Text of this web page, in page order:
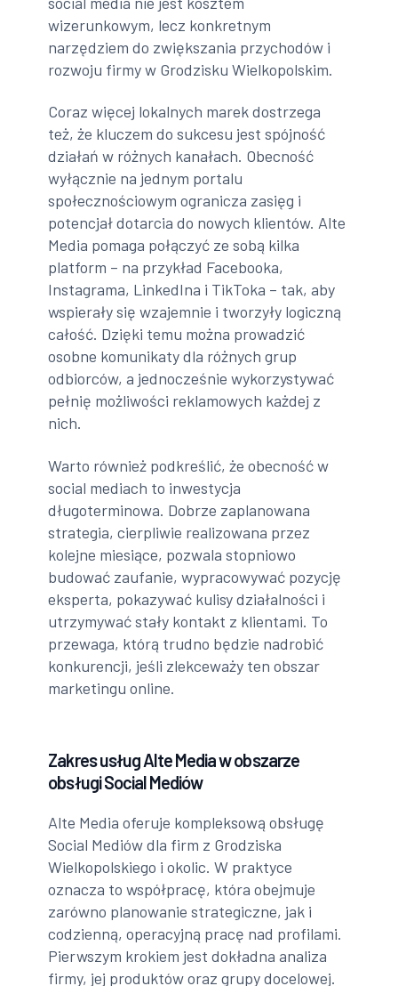
wizerunkowym, lecz konkretnym
narzędziem do zwiększania przychodów i
rozwoju firmy w Grodzisku Wielkopolskim.
Coraz więcej lokalnych marek dostrzega
też, że kluczem do sukcesu jest spójność
działań w różnych kanałach. Obecność
wyłącznie na jednym portalu
społecznościowym ogranicza zasięg i
potencjał dotarcia do nowych klientów. Alte
Media pomaga połączyć ze sobą kilka
platform – na przykład Facebooka,
Instagrama, LinkedIna i TikToka – tak, aby
wspierały się wzajemnie i tworzyły logiczną
całość. Dzięki temu można prowadzić
osobne komunikaty dla różnych grup
odbiorców, a jednocześnie wykorzystywać
pełnię możliwości reklamowych każdej z
nich.
Warto również podkreślić, że obecność w
social mediach to inwestycja
długoterminowa. Dobrze zaplanowana
strategia, cierpliwie realizowana przez
kolejne miesiące, pozwala stopniowo
budować zaufanie, wypracowywać pozycję
eksperta, pokazywać kulisy działalności i
utrzymywać stały kontakt z klientami. To
przewaga, którą trudno będzie nadrobić
konkurencji, jeśli zlekceważy ten obszar
marketingu online.
Zakres usług Alte Media w obszarze
obsługi Social Mediów
Alte Media oferuje kompleksową obsługę
Social Mediów dla firm z Grodziska
Wielkopolskiego i okolic. W praktyce
oznacza to współpracę, która obejmuje
zarówno planowanie strategiczne, jak i
codzienną, operacyjną pracę nad profilami.
Pierwszym krokiem jest dokładna analiza
firmy, jej produktów oraz grupy docelowej.